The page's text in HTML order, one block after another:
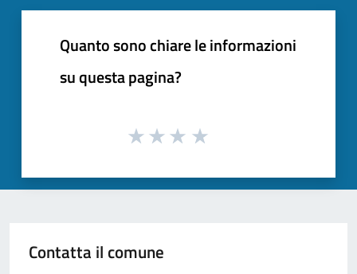
Quanto sono chiare le informazioni
su questa pagina?
Contatta il comune